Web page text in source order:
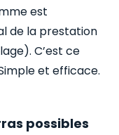
est
de la prestation
C’est ce
et efficace.
possibles